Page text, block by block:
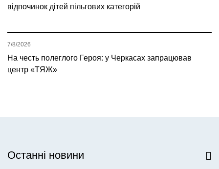
відпочинок дітей пільгових категорій
На честь полеглого Героя: у Черкасах запрацював
центр «ТЯЖ»
7/8/2026
Останні новини